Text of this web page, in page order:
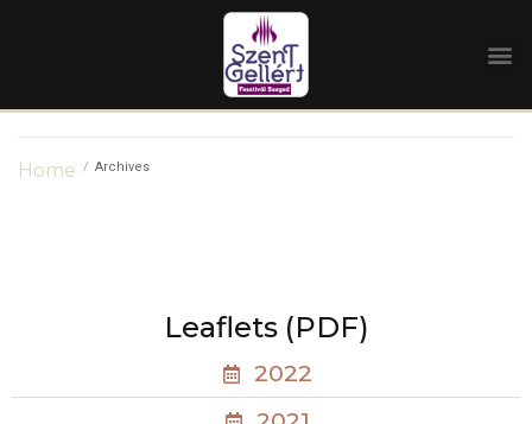
Home / Archives
Leaflets (PDF)
2022